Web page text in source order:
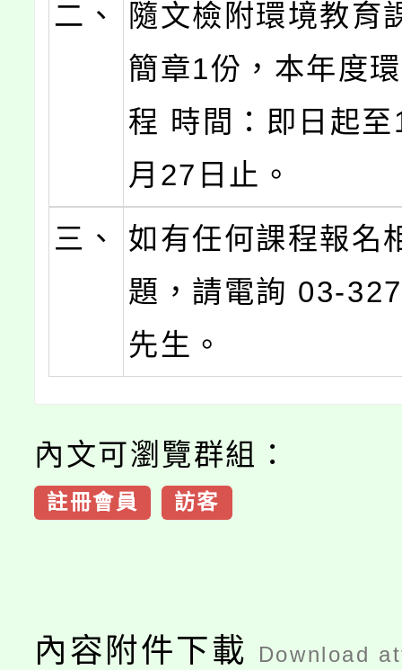
二、
隨文檢附環境教育
簡章1份，本年度
程 時間：即日起
月27日止。
三、
如有任何課程報名
題，請電詢 03-
先生。
內文可瀏覽群組：
註冊會員 訪客
內容附件下載 Download